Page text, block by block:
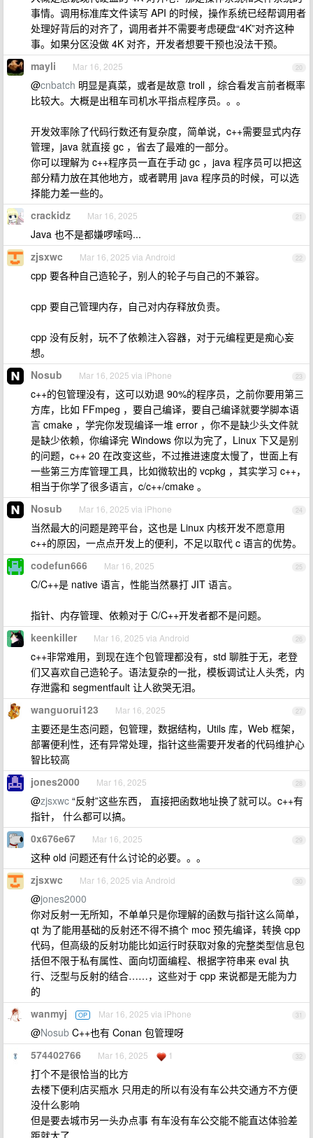
事情。调用标准库文件读写 API 的时候，操作系统已经帮调用者
处理好背后的对齐了，调用者并不需要考虑硬盘“4K”对齐这种
事。如果分区没做 4K 对齐，开发者想要干预也没法干预。
20
mayli Mar 16, 2025
@cnbatch 明显是真菜，或者是故意 troll ，综合看发言前者概率
比较大。大概是出租车司机水平指点程序员。。。
开发效率除了代码行数还有复杂度，简单说，c++需要显式内存
管理，java 就直接 gc ，省去了最难的一部分。
你可以理解为 c++程序员一直在手动 gc ，java 程序员可以把这
部分精力放在其他地方，或者聘用 java 程序员的时候，可以选
择能力差一些的。
21
crackidz Mar 16, 2025
Java 也不是都嫌啰嗦吗...
22
zjsxwc Mar 16, 2025 via Android
cpp 要各种自己造轮子，别人的轮子与自己的不兼容。
cpp 要自己管理内存，自己对内存释放负责。
cpp 没有反射，玩不了依赖注入容器，对于元编程更是痴心妄
想。
23
Nosub Mar 16, 2025 via iPhone
c++的包管理没有，这可以劝退 90%的程序员，之前你要用第三
方库，比如 FFmpeg ，要自己编译，要自己编译就要学脚本语
言 cmake ，学完你发现编译一堆 error ，你不是缺少头文件就
是缺少依赖，你编译完 Windows 你以为完了，Linux 下又是别
的问题，c++ 20 在改变这些，不过推进速度太慢了，世面上有
一些第三方库管理工具，比如微软出的 vcpkg ，其实学习 c++，
相当于你学了很多语言，c/c++/cmake 。
24
Nosub Mar 16, 2025 via iPhone
当然最大的问题是跨平台，这也是 Linux 内核开发不愿意用
c++的原因，一点点开发上的便利，不足以取代 c 语言的优势。
25
codefun666 Mar 16, 2025
C/C++是 native 语言，性能当然暴打 JIT 语言。
指针、内存管理、依赖对于 C/C++开发者都不是问题。
26
keenkiller Mar 16, 2025 via Android
c++非常难用，到现在连个包管理都没有，std 聊胜于无，老登
们又喜欢自己造轮子。语法复杂的一批，模板调试让人头秃，内
存泄露和 segmentfault 让人欲哭无泪。
27
wanguorui123 Mar 16, 2025
主要还是生态问题，包管理，数据结构，Utils 库，Web 框架，
部署便利性，还有异常处理，指针这些需要开发者的代码维护心
智比较高
28
jones2000 Mar 16, 2025
@zjsxwc “反射”这些东西， 直接把函数地址换了就可以。c++有
指针， 什么都可以搞。
29
0x676e67 Mar 16, 2025
这种 old 问题还有什么讨论的必要。。。
30
zjsxwc Mar 16, 2025 via Android
@jones2000
你对反射一无所知，不单单只是你理解的函数与指针这么简单，
qt 为了能用基础的反射还不得不搞个 moc 预先编译，转换 cpp
代码，但高级的反射功能比如运行时获取对象的完整类型信息包
括但不限于私有属性、面向切面编程、根据字符串来 eval 执
行、泛型与反射的结合……，这些对于 cpp 来说都是无能为力
的
31
wanmyj OP Mar 16, 2025 via iPhone
@Nosub C++也有 Conan 包管理呀
32
574402766 Mar 16, 2025 1
打个不是很恰当的比方
去楼下便利店买瓶水 只用走的所以有没有车公共交通方不方便
没什么影响
但是要去城市另一头办点事 有车没有车公交能不能直达体验差
距就大了